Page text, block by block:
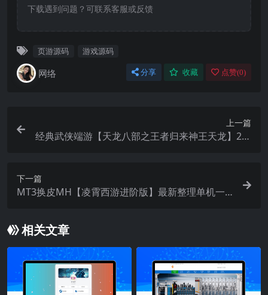
下载遇到问题？可联系客服或反馈
页游源码 游戏源码
网络 分享 收藏 点赞(0)
上一篇
经典武侠端游【天龙八部之王者归来神王天龙】2月
下一篇
MT3换皮MH【凌霄西游进阶版】最新整理单机一
M后台+详细搭建教程+全套源码
相关文章